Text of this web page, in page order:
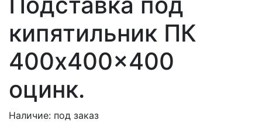
кипятильник ПК
400x400x400
оцинк.
Наличие: под заказ